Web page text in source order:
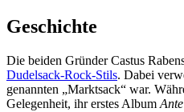
Geschichte
Die beiden Gründer Castus
Dudelsack-Rock-Stils. Dabei
genannten „Marktsack“ war.
Gelegenheit, ihr erstes Album